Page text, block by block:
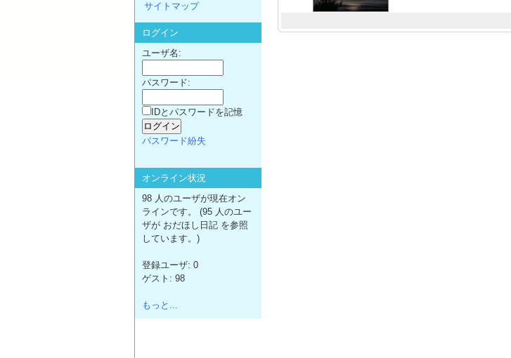
サイトマップ
ログイン
ユーザ名:
パスワード:
IDとパスワードを記憶
パスワード紛失
オンライン状況
98 人のユーザが現在オン
ラインです。 (95 人のユー
ザが おだほし日記 を参照
しています。)
登録ユーザ: 0
ゲスト: 98
もっと...